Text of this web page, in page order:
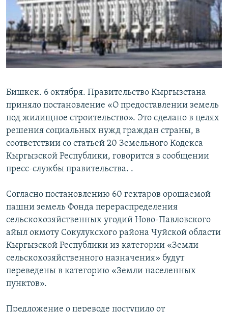
Бишкек. 6 октября. Правительство Кыргызстана
приняло постановление «О предоставлении земель
под жилищное строительство». Это сделано в целях
решения социальных нужд граждан страны, в
соответствии со статьей 20 Земельного Кодекса
Кыргызской Республики, говорится в сообщении
пресс-службы правительства. .
Согласно постановлению 60 гектаров орошаемой
пашни земель Фонда перераспределения
сельскохозяйственных угодий Ново-Павловского
айыл окмоту Сокулукского района Чуйской области
Кыргызской Республики из категории «Земли
сельскохозяйственного назначения» будут
переведены в категорию «Земли населенных
пунктов».
Предложение о переводе поступило от